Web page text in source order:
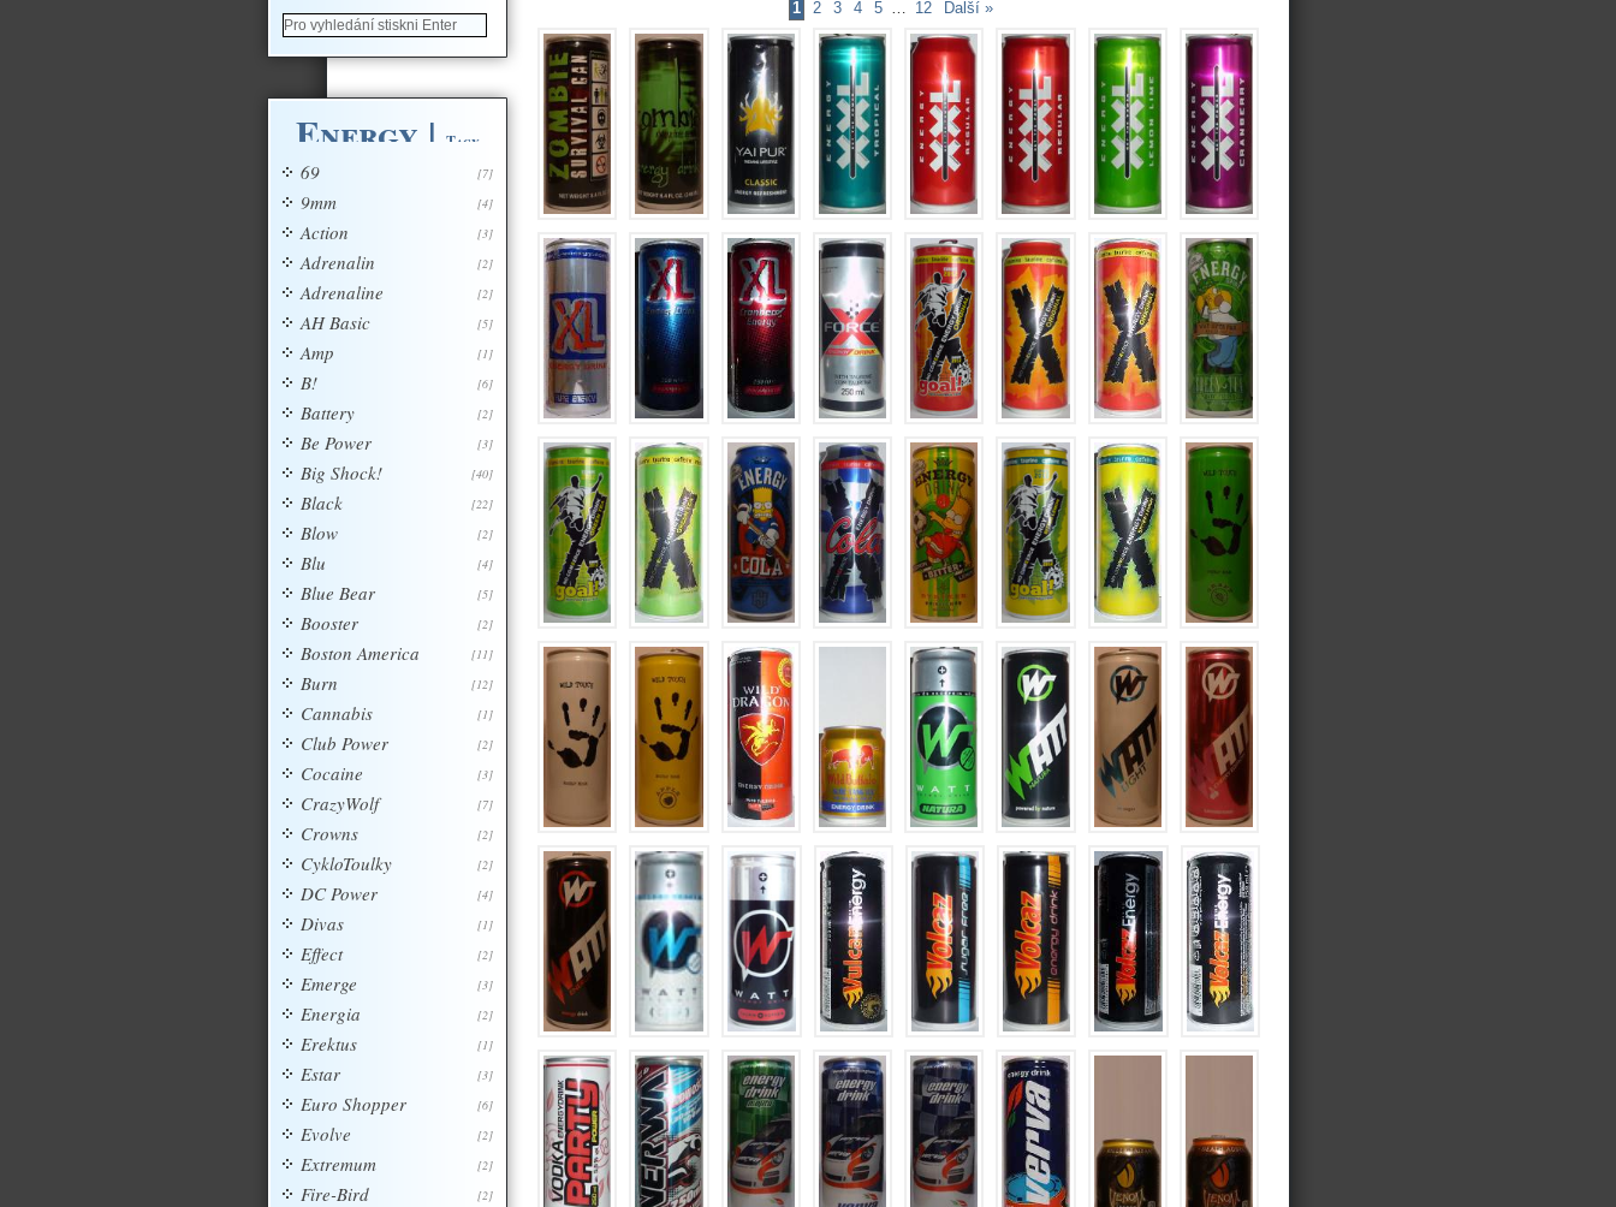
1 2 3 4 5 … 12 Další »
Energy | Tagy
[7]
69
[4]
9mm
[3]
Action
[2]
Adrenalin
[2]
Adrenaline
[5]
AH Basic
[1]
Amp
[6]
B!
[2]
Battery
[3]
Be Power
[40]
Big Shock!
[22]
Black
[2]
Blow
[4]
Blu
[5]
Blue Bear
[2]
Booster
[11]
Boston America
[12]
Burn
[1]
Cannabis
[2]
Club Power
[3]
Cocaine
[7]
CrazyWolf
[2]
Crowns
[2]
CykloToulky
[4]
DC Power
[1]
Divas
[2]
Effect
[3]
Emerge
[2]
Energia
[1]
Erektus
[3]
Estar
[6]
Euro Shopper
[2]
Evolve
[2]
Extremum
[2]
Fire-Bird